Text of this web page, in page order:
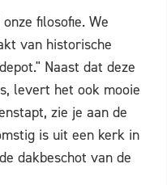
filosofie. We
van historische
Naast dat deze
levert het ook mooie
zie je aan de
is uit een kerk in
dakbeschot van de